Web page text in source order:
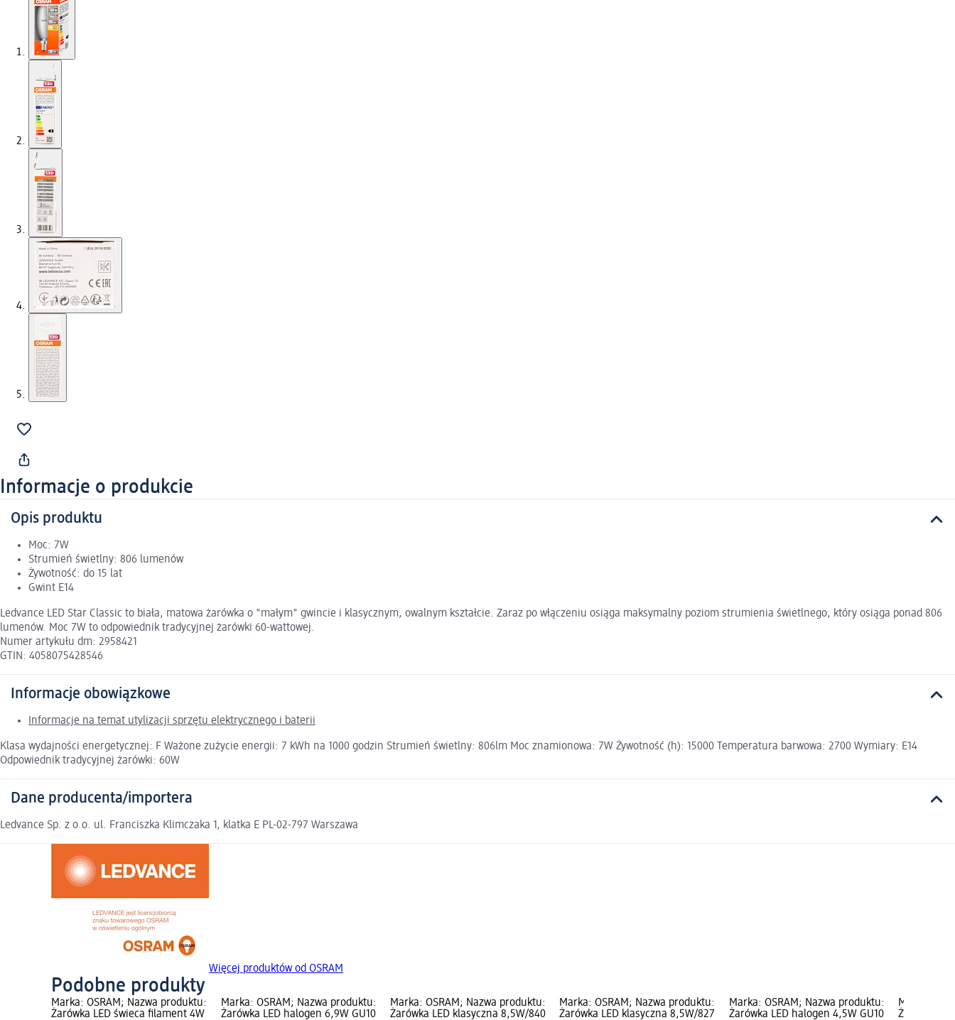
Informacje o produkcie
Opis produktu
Moc: 7W
Strumień świetlny: 806 lumenów
Żywotność: do 15 lat
Gwint E14
Ledvance LED Star Classic to biała, matowa żarówka o "małym" gwincie i klasycznym, owalnym kształcie. Zaraz po włączeniu osiąga maksymalny poziom strumienia świetlnego, który osiąga ponad 806
lumenów. Moc 7W to odpowiednik tradycyjnej żarówki 60-wattowej.
Numer artykułu dm: 2958421
GTIN: 4058075428546
Informacje obowiązkowe
Informacje na temat utylizacji sprzętu elektrycznego i baterii
Klasa wydajności energetycznej: F Ważone zużycie energii: 7 kWh na 1000 godzin Strumień świetlny: 806lm Moc znamionowa: 7W Żywotność (h): 15000 Temperatura barwowa: 2700 Wymiary: E14
Odpowiednik tradycyjnej żarówki: 60W
Dane producenta/importera
Ledvance Sp. z o.o. ul. Franciszka Klimczaka 1, klatka E PL-02-797 Warszawa
Więcej produktów od OSRAM
Podobne produkty
Marka: OSRAM; Nazwa produktu:
Żarówka LED świeca filament 4W
Marka: OSRAM; Nazwa produktu:
Żarówka LED halogen 6,9W GU10
Marka: OSRAM; Nazwa produktu:
Żarówka LED klasyczna 8,5W/840
Marka: OSRAM; Nazwa produktu:
Żarówka LED klasyczna 8,5W/827
Marka: OSRAM; Nazwa produktu:
Żarówka LED halogen 4,5W GU10
Marka:
Żarówka